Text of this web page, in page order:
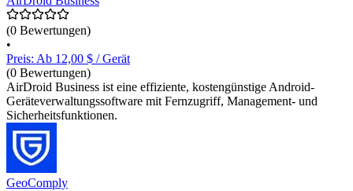
(0 Bewertungen)
•
Preis: Ab 12,00 $ / Gerät
(0 Bewertungen)
AirDroid Business ist eine effiziente, kostengünstige Android-
Geräteverwaltungssoftware mit Fernzugriff, Management- und
Sicherheitsfunktionen.
GeoComply